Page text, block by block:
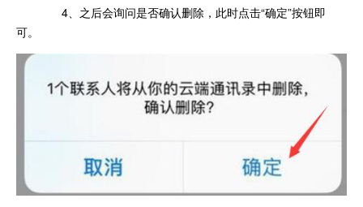
4、之后会询问是否确认删除，此时点击“确定”按钮即
可。